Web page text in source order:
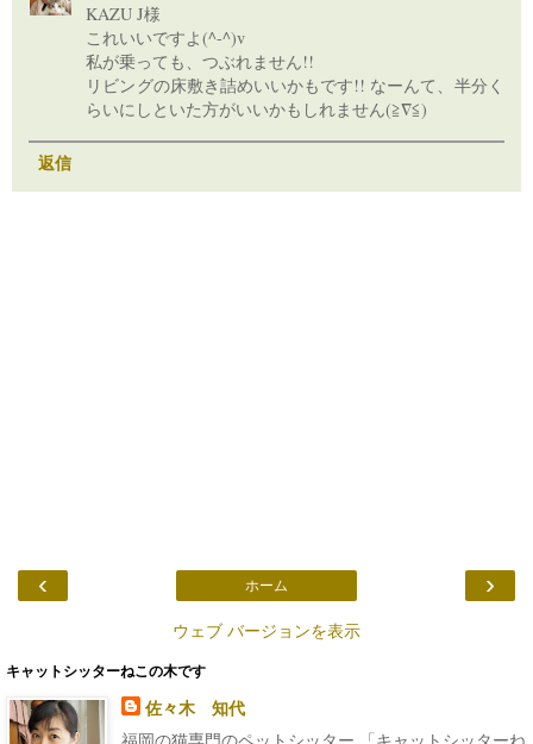
KAZU J様
これいいですよ(^-^)v
私が乗っても、つぶれません!!
リビングの床敷き詰めいいかもです!! なーんて、半分く
らいにしといた方がいいかもしれません(≧∇≦)
返信
‹ ›
ホーム
ウェブ バージョンを表示
キャットシッターねこの木です
佐々木 知代